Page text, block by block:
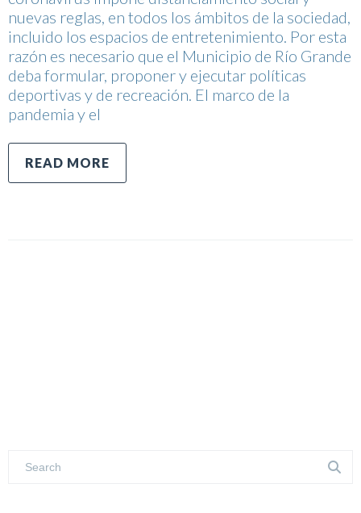
nuevas reglas, en todos los ámbitos de la sociedad,
incluido los espacios de entretenimiento. Por esta
razón es necesario que el Municipio de Río Grande
deba formular, proponer y ejecutar políticas
deportivas y de recreación. El marco de la
pandemia y el
READ MORE